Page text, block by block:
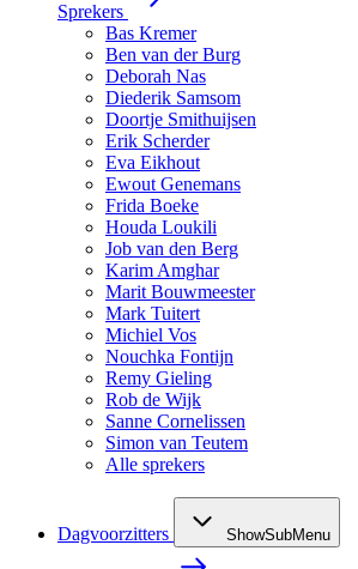
Sprekers
Bas Kremer
Ben van der Burg
Deborah Nas
Diederik Samsom
Doortje Smithuijsen
Erik Scherder
Eva Eikhout
Ewout Genemans
Frida Boeke
Houda Loukili
Job van den Berg
Karim Amghar
Marit Bouwmeester
Mark Tuitert
Michiel Vos
Nouchka Fontijn
Remy Gieling
Rob de Wijk
Sanne Cornelissen
Simon van Teutem
Alle sprekers
Dagvoorzitters ShowSubMenu